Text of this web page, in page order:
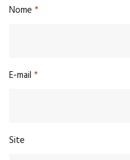
Nome *
E-mail *
Site